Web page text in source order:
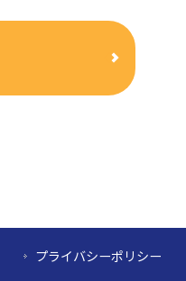
プライバシーポリシー